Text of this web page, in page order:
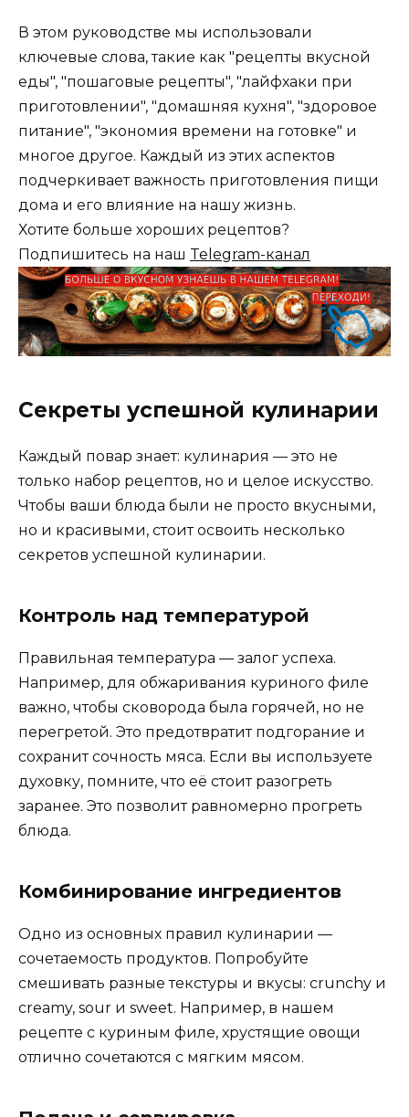
В этом руководстве мы использовали
ключевые слова, такие как "рецепты вкусной
еды", "пошаговые рецепты", "лайфхаки при
приготовлении", "домашняя кухня", "здоровое
питание", "экономия времени на готовке" и
многое другое. Каждый из этих аспектов
подчеркивает важность приготовления пищи
дома и его влияние на нашу жизнь.
Хотите больше хороших рецептов?
Подпишитесь на наш Telegram-канал
Секреты успешной кулинарии
Каждый повар знает: кулинария — это не
только набор рецептов, но и целое искусство.
Чтобы ваши блюда были не просто вкусными,
но и красивыми, стоит освоить несколько
секретов успешной кулинарии.
Контроль над температурой
Правильная температура — залог успеха.
Например, для обжаривания куриного филе
важно, чтобы сковорода была горячей, но не
перегретой. Это предотвратит подгорание и
сохранит сочность мяса. Если вы используете
духовку, помните, что её стоит разогреть
заранее. Это позволит равномерно прогреть
блюда.
Комбинирование ингредиентов
Одно из основных правил кулинарии —
сочетаемость продуктов. Попробуйте
смешивать разные текстуры и вкусы: crunchy и
creamy, sour и sweet. Например, в нашем
рецепте с куриным филе, хрустящие овощи
отлично сочетаются с мягким мясом.